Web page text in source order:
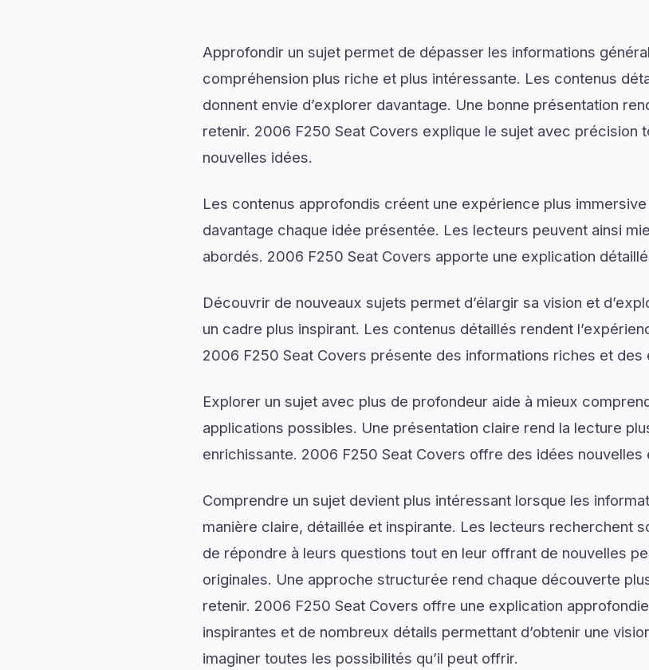
Approfondir un sujet permet de dépasser les informations
compréhension plus riche et plus intéressante. Les contenus
donnent envie d’explorer davantage. Une bonne présentation
retenir. 2006 F250 Seat Covers explique le sujet avec précision
nouvelles idées.
Les contenus approfondis créent une expérience plus
davantage chaque idée présentée. Les lecteurs peuvent ainsi
abordés. 2006 F250 Seat Covers apporte une explication
Découvrir de nouveaux sujets permet d’élargir sa vision et
un cadre plus inspirant. Les contenus détaillés rendent
2006 F250 Seat Covers présente des informations riches et
Explorer un sujet avec plus de profondeur aide à mieux
applications possibles. Une présentation claire rend la lecture
enrichissante. 2006 F250 Seat Covers offre des idées nouvelles
Comprendre un sujet devient plus intéressant lorsque les
manière claire, détaillée et inspirante. Les lecteurs recherchent
de répondre à leurs questions tout en leur offrant de nouvelles
originales. Une approche structurée rend chaque découverte
retenir. 2006 F250 Seat Covers offre une explication
inspirantes et de nombreux détails permettant d’obtenir une
imaginer toutes les possibilités qu’il peut offrir.